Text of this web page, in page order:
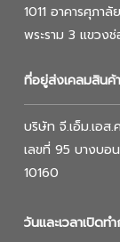
1011 อาคารศุภา
พระราม 3 แขวง
ที่อยู่ส่งเคลมสินค้า
บริษัท จี.เอ็ม.เอส.
เลขที่ 95 บางบอ
10160
วันและเวลาเปิดทำ